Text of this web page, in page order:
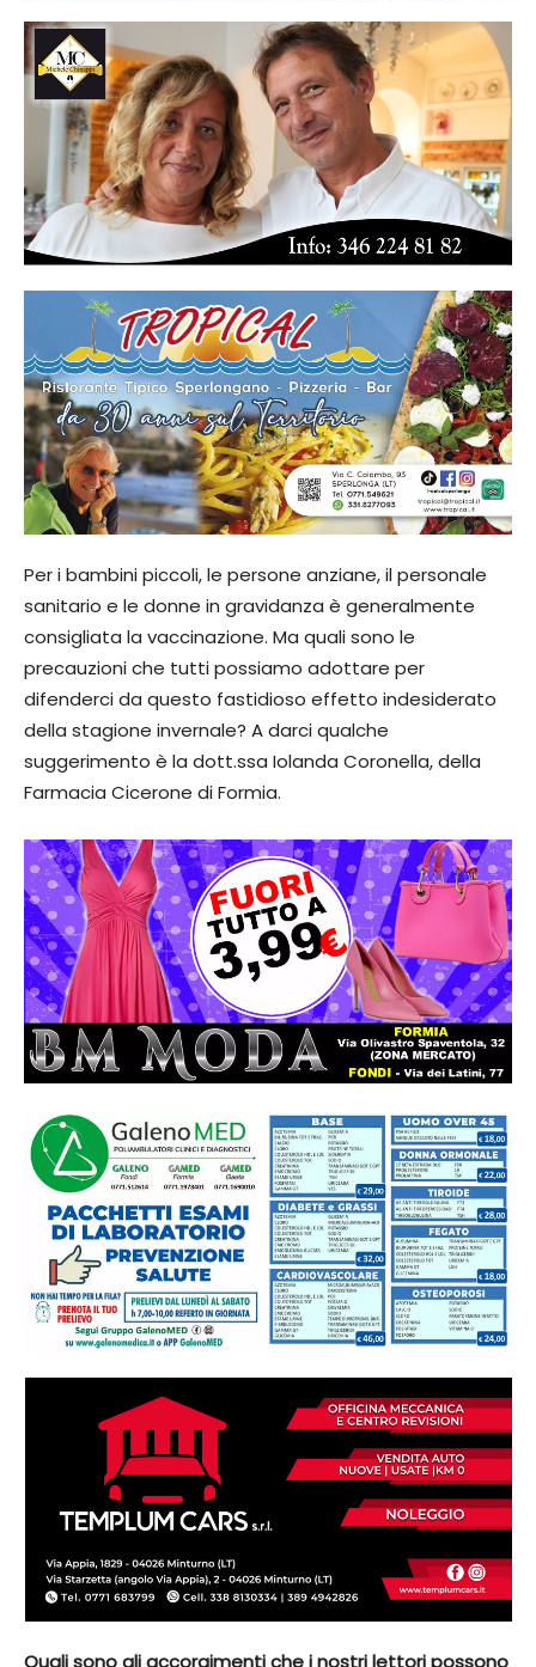
Per i bambini piccoli, le persone anziane, il personale
sanitario e le donne in gravidanza è generalmente
consigliata la vaccinazione. Ma quali sono le
precauzioni che tutti possiamo adottare per
difenderci da questo fastidioso effetto indesiderato
della stagione invernale? A darci qualche
suggerimento è la dott.ssa Iolanda Coronella, della
Farmacia Cicerone di Formia.
Quali sono gli accorgimenti che i nostri lettori possono